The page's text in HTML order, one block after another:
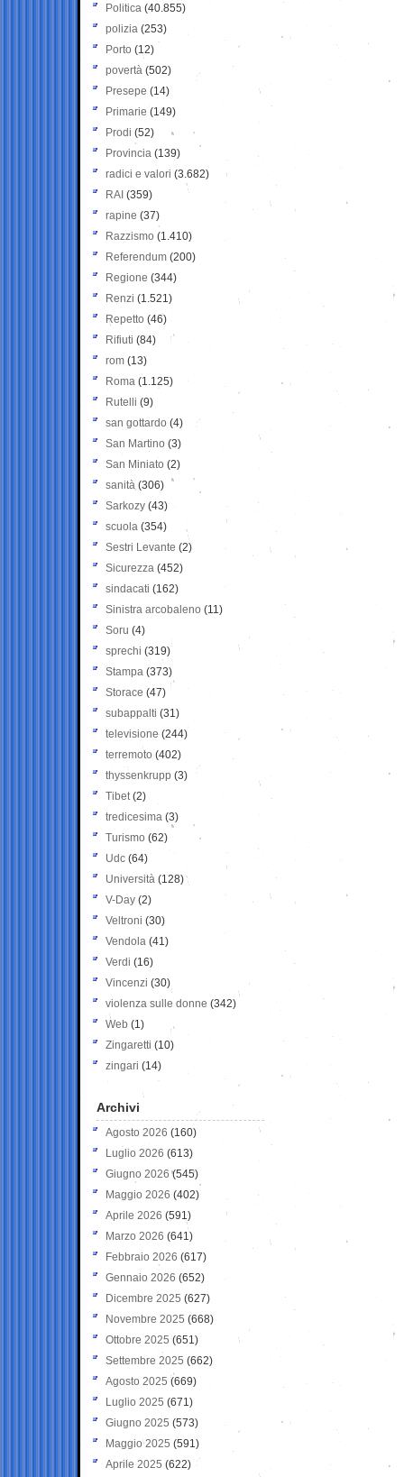
Politica (40.855)
polizia (253)
Porto (12)
povertà (502)
Presepe (14)
Primarie (149)
Prodi (52)
Provincia (139)
radici e valori (3.682)
RAI (359)
rapine (37)
Razzismo (1.410)
Referendum (200)
Regione (344)
Renzi (1.521)
Repetto (46)
Rifiuti (84)
rom (13)
Roma (1.125)
Rutelli (9)
san gottardo (4)
San Martino (3)
San Miniato (2)
sanità (306)
Sarkozy (43)
scuola (354)
Sestri Levante (2)
Sicurezza (452)
sindacati (162)
Sinistra arcobaleno (11)
Soru (4)
sprechi (319)
Stampa (373)
Storace (47)
subappalti (31)
televisione(244)
terremoto (402)
thyssenkrupp (3)
Tibet(2)
tredicesima (3)
Turismo (62)
Udc (64)
Università (128)
V-Day (2)
Veltroni (30)
Vendola (41)
Verdi (16)
Vincenzi (30)
violenza sulle donne (342)
Web (1)
Zingaretti (10)
zingari (14)
Archivi
Agosto 2026 (160)
Luglio 2026 (613)
Giugno 2026 (545)
Maggio 2026 (402)
Aprile 2026 (591)
Marzo 2026 (641)
Febbraio 2026 (617)
Gennaio 2026 (652)
Dicembre 2025 (627)
Novembre 2025 (668)
Ottobre 2025 (651)
Settembre 2025 (662)
Agosto 2025 (669)
Luglio 2025 (671)
Giugno 2025 (573)
Maggio 2025 (591)
Aprile 2025 (622)